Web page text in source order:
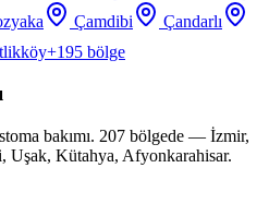
Çamdibi
Çandarlı
+195 bölge
bakımı. 207 bölgede — İzmir,
Uşak, Kütahya, Afyonkarahisar.